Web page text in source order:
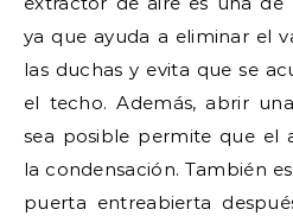
ya que ayuda a eliminar el
las duchas y evita que se
el techo. Además, abrir
sea posible permite que el
la condensación. También
puerta entreabierta